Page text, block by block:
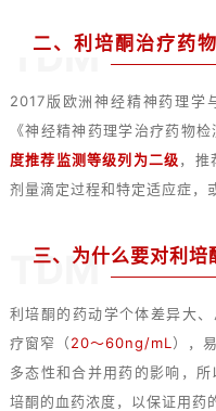
二、利培酮治疗药
TDM
2017版欧洲神经精神药理学
《神经精神药理学治疗药物
度推荐监测等级列为二级，推
剂量滴定过程和特定适应症，
三、为什么要对利培
TDM
利培酮的药动学个体差异大
疗窗窄（20～60ng/mL ），
多态性和合并用药的影响，
培酮的血药浓度，以保证用药